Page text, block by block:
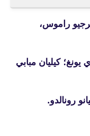
راموس،
كيليان مبابي
رونالدو.